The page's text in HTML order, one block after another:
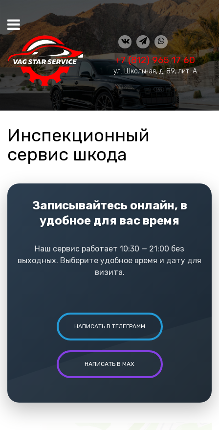
+7 (812) 965 17 60
ул. Школьная, д. 89, лит. А
Инспекционный
сервис шкода
Записывайтесь онлайн, в
удобное для вас время
Наш сервис работает 10:30 — 21:00 без
выходных. Выберите удобное время и дату для
визита.
НАПИСАТЬ В ТЕЛЕГРАММ
НАПИСАТЬ В MAX